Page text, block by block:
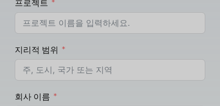
프로젝트
지리적 범위
회사 이름